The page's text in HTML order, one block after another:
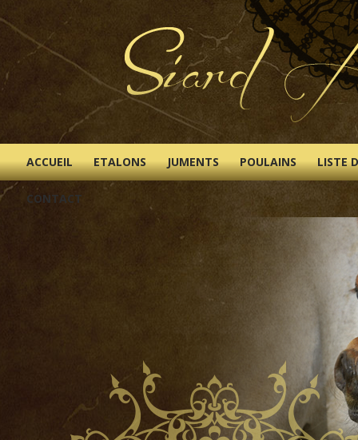
ACCUEIL ETALONS JUMENTS POULAINS LISTE
CONTACT